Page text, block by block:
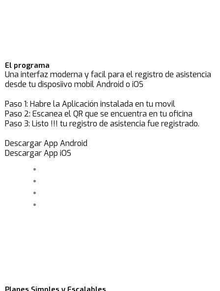
El programa
Una interfaz moderna y facil para el registro de asistencia
desde tu disposiivo mobil Android o iOS
Paso 1: Habre la Aplicación instalada en tu movil
Paso 2: Escanea el QR que se encuentra en tu oficina
Paso 3: Listo !!! tu registro de asistencia fue registrado.
Descargar App Android
Descargar App iOS